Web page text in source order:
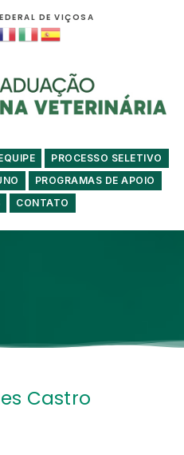
DE VIÇOSA
PROCESSO SELETIVO
PROGRAMAS DE APOIO
CONTATO
Castro